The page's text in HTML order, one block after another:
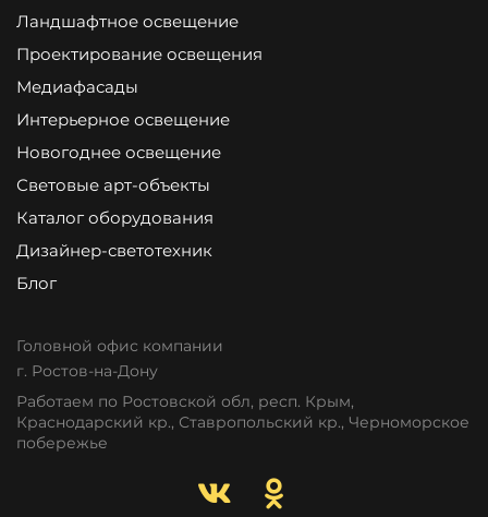
Ландшафтное освещение
Проектирование освещения
Медиафасады
Интерьерное освещение
Новогоднее освещение
Световые арт-объекты
Каталог оборудования
Дизайнер-светотехник
Блог
Головной офис компании
г. Ростов-на-Дону
Работаем по Ростовской обл, респ. Крым,
Краснодарский кр., Ставропольский кр., Черноморское
побережье